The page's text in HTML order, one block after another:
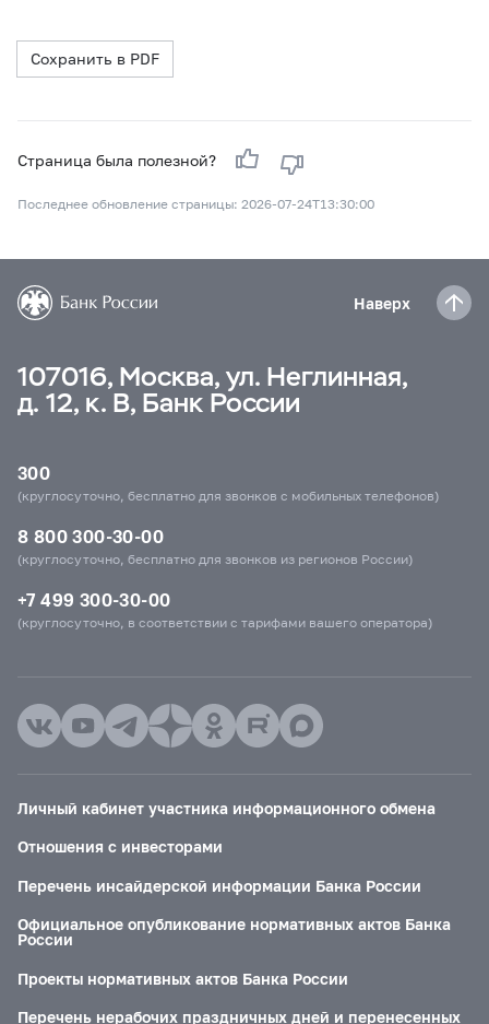
Страница была полезной?
Последнее обновление страницы: 2026-07-24T13:30:00
Наверх
107016, Москва, ул. Неглинная,
д. 12, к. В, Банк России
300
(круглосуточно, бесплатно для звонков с мобильных телефонов)
8 800 300-30-00
(круглосуточно, бесплатно для звонков из регионов России)
+7 499 300-30-00
(круглосуточно, в соответствии с тарифами вашего оператора)
Личный кабинет участника информационного обмена
Отношения с инвесторами
Перечень инсайдерской информации Банка России
Официальное опубликование нормативных актов Банка
России
Проекты нормативных актов Банка России
Перечень нерабочих праздничных дней и перенесенных